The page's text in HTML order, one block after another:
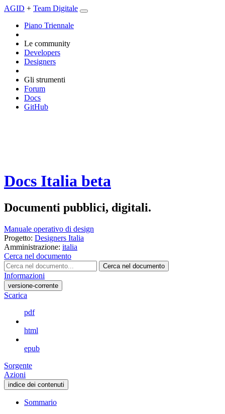
AGID + Team Digitale
Piano Triennale
Le community
Developers
Designers
Gli strumenti
Forum
Docs
GitHub
Docs Italia beta
Documenti pubblici, digitali.
Manuale operativo di design
Progetto: Designers Italia
Amministrazione: italia
Cerca nel documento
Cerca nel documento
Informazioni
versione-corrente
Scarica
pdf
html
epub
Sorgente
Azioni
indice dei contenuti
Sommario